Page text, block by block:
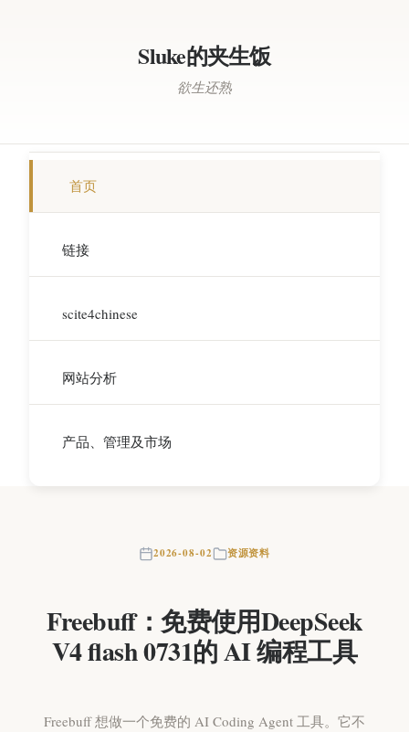
Sluke的夹生饭
欲生还熟
首页
链接
scite4chinese
网站分析
产品、管理及市场
2026-08-02 资源资料
Freebuff：免费使用DeepSeek
V4 flash 0731的 AI 编程工具
Freebuff 想做一个免费的 AI Coding Agent 工具。它不